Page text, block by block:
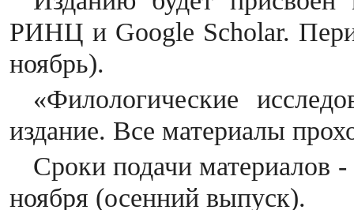
РИНЦ и Google Scholar.
ноябрь).
«Филологические
издание. Все материалы
Сроки подачи материалов
ноября (осенний выпуск).